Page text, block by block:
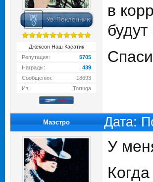
Джексон Наш Касатик
Репутация:
5705
Награды:
439
Сообщения:
18693
Из:
Tortuga
в
Маэстро Дата:
У